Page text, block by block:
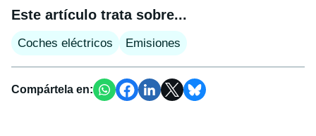
Este artículo trata sobre...
Coches eléctricos Emisiones
Compártela en: